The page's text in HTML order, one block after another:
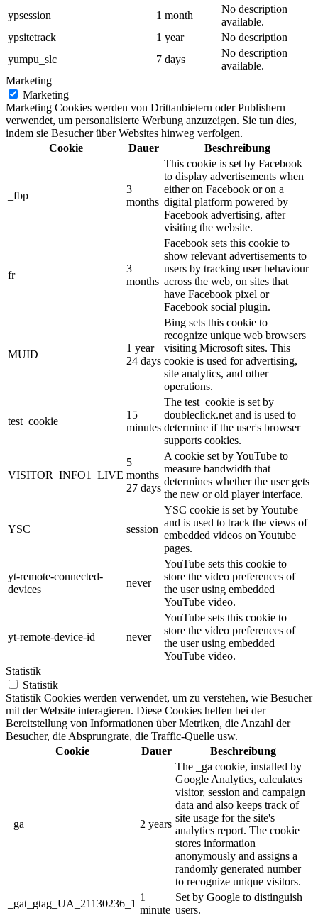
ypsession
1 month
No description
available.
ypsitetrack
1 year
No description
yumpu_slc
7 days
No description
available.
Marketing
Marketing
Marketing Cookies werden von Drittanbietern oder Publishern
verwendet, um personalisierte Werbung anzuzeigen. Sie tun dies,
indem sie Besucher über Websites hinweg verfolgen.
Cookie
Dauer Beschreibung
_fbp
3
months
This cookie is set by Facebook
to display advertisements when
either on Facebook or on a
digital platform powered by
Facebook advertising, after
visiting the website.
fr
3
months
Facebook sets this cookie to
show relevant advertisements to
users by tracking user behaviour
across the web, on sites that
have Facebook pixel or
Facebook social plugin.
MUID
1 year
24 days
Bing sets this cookie to
recognize unique web browsers
visiting Microsoft sites. This
cookie is used for advertising,
site analytics, and other
operations.
test_cookie
15
minutes
The test_cookie is set by
doubleclick.net and is used to
determine if the user's browser
supports cookies.
VISITOR_INFO1_LIVE
5
months
27 days
A cookie set by YouTube to
measure bandwidth that
determines whether the user gets
the new or old player interface.
YSC session
YSC cookie is set by Youtube
and is used to track the views of
embedded videos on Youtube
pages.
yt-remote-connected-
devices
never
YouTube sets this cookie to
store the video preferences of
the user using embedded
YouTube video.
yt-remote-device-id never
YouTube sets this cookie to
store the video preferences of
the user using embedded
YouTube video.
Statistik
Statistik
Statistik Cookies werden verwendet, um zu verstehen, wie Besucher
mit der Website interagieren. Diese Cookies helfen bei der
Bereitstellung von Informationen über Metriken, die Anzahl der
Besucher, die Absprungrate, die Traffic-Quelle usw.
Cookie
Dauer Beschreibung
_ga 2 years
The _ga cookie, installed by
Google Analytics, calculates
visitor, session and campaign
data and also keeps track of
site usage for the site's
analytics report. The cookie
stores information
anonymously and assigns a
randomly generated number
to recognize unique visitors.
_gat_gtag_UA_21130236_1
1
minute
Set by Google to distinguish
users.